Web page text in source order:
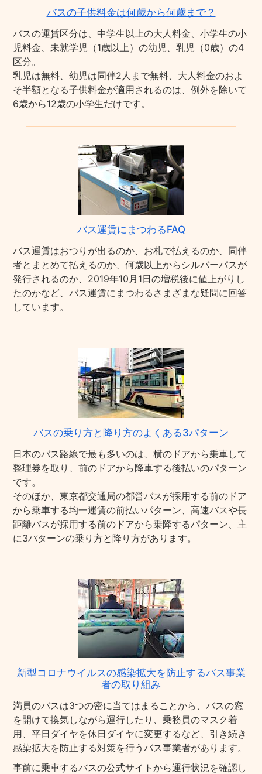
バスの子供料金は何歳から何歳まで？
バスの運賃区分は、中学生以上の大人料金、小学生の小
児料金、未就学児（1歳以上）の幼児、乳児（0歳）の4
区分。
乳児は無料、幼児は同伴2人まで無料、大人料金のおよ
そ半額となる子供料金が適用されるのは、例外を除いて
6歳から12歳の小学生だけです。
バス運賃にまつわるFAQ
バス運賃はおつりが出るのか、お札で払えるのか、同伴
者とまとめて払えるのか、何歳以上からシルバーパスが
発行されるのか、2019年10月1日の増税後に値上がりし
たのかなど、バス運賃にまつわるさまざまな疑問に回答
しています。
バスの乗り方と降り方のよくある3パターン
日本のバス路線で最も多いのは、横のドアから乗車して
整理券を取り、前のドアから降車する後払いのパターン
です。
そのほか、東京都交通局の都営バスが採用する前のドア
から乗車する均一運賃の前払いパターン、高速バスや長
距離バスが採用する前のドアから乗降するパターン、主
に3パターンの乗り方と降り方があります。
新型コロナウイルスの感染拡大を防止するバス事業
者の取り組み
満員のバスは3つの密に当てはまることから、バスの窓
を開けて換気しながら運行したり、乗務員のマスク着
用、平日ダイヤを休日ダイヤに変更するなど、引き続き
感染拡大を防止する対策を行うバス事業者があります。
事前に乗車するバスの公式サイトから運行状況を確認し